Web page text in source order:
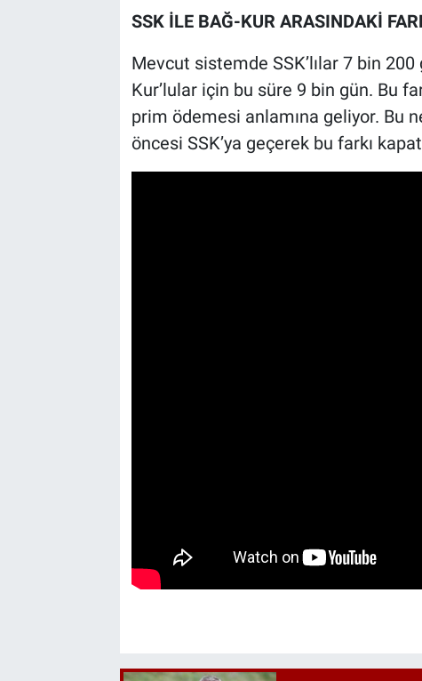
SSK İLE BAĞ-KUR ARASINDAKİ
Mevcut sistemde SSK’lılar 7 bin
Kur’lular için bu süre 9 bin gün. Bu
prim ödemesi anlamına geliyor. Bu
öncesi SSK’ya geçerek bu farkı